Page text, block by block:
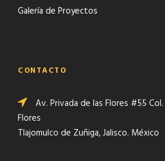
Galería de Proyectos
CONTACTO
Av. Privada de las Flores #55
Flores
Tlajomulco de Zuñiga, Jalisco. México